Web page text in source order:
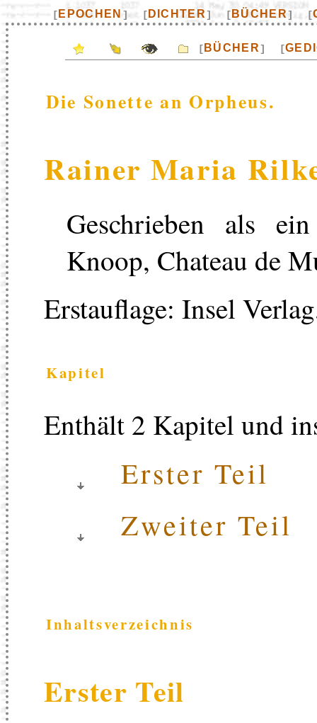
[ EPOCHEN ] [ DICHTER] [ BÜCHER] [
[ BÜCHER] [
Die Sonette an Orpheus.
Rainer Maria
Geschrieben als
Knoop, Chateau de
Erstauflage: Insel
Kapitel
Enthält 2 Kapitel und
Erster Teil
Zweiter Teil
Inhaltsverzeichnis
Erster Teil